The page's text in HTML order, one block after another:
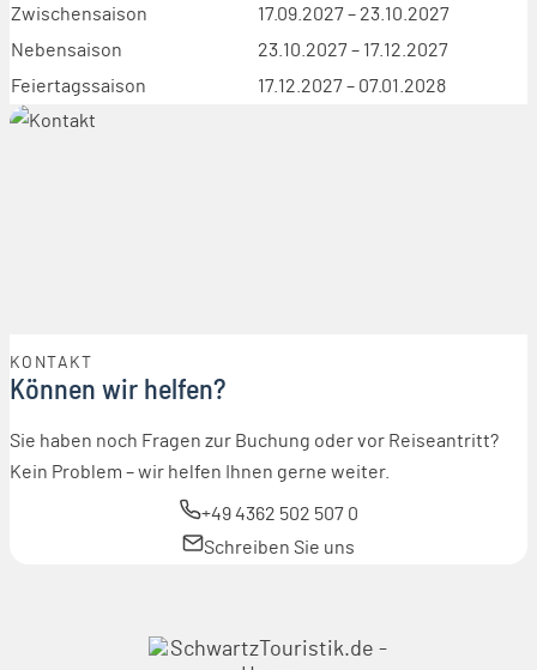
Zwischensaison
17.09.2027 – 23.10.2027
Nebensaison
23.10.2027 – 17.12.2027
Feiertagssaison
17.12.2027 – 07.01.2028
KONTAKT
Können wir helfen?
Sie haben noch Fragen zur Buchung oder vor Reiseantritt?
Kein Problem – wir helfen Ihnen gerne weiter.
+49 4362 502 507 0
Schreiben Sie uns